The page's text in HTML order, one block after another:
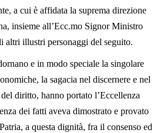
a cui è affidata la suprema direzione
insieme all’Ecc.mo Signor Ministro
altri illustri personaggi del seguito.
e in modo speciale la singolare
la sagacia nel discernere e nel
diritto, hanno portato l’Eccellenza
dei fatti aveva dimostrato e provato
a questa dignità, fra il consenso ed